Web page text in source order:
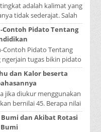
adalah kalimat yang
tidak sederajat. Salah
induk kalimat, se...
Pidato Tentang
Contoh Pidato Tentang
ngerjain tugas bikin pidato
nyari kumpulan contoh-
...
dan Kalor beserta
jika diukur menggunakan
bernilai 45. Berapa nilai
termometer Reamur, ...
dan Akibat Rotasi
Bumi